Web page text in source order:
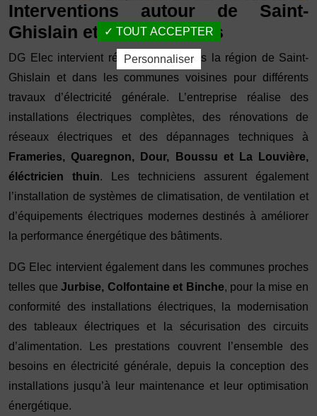
Interventions autour de Saint-
Ghislain et villes voisines
DG Elec intervient régulièrement dans la région de Saint-
Ghislain et dans les communes voisines pour différents
travaux d’électricité générale. L’entreprise réalise des
installations électriques complètes, des rénovations de
réseaux électriques et des dépannages techniques à
Frameries, Quaregnon, Dour, Boussu et La Louvière,
éléctricien thuin. Les techniciens assurent également
l’installation de systèmes de climatisation, de ventilation et
d’équipements électriques modernes destinés à améliorer
la performance énergétique des bâtiments.
DG Elec intervient également dans les communes proches
telles queJurbise, Colfontaine et Binche, pour la mise en
conformité des installations électriques, la modernisation
des tableaux électriques et la sécurisation des circuits
d’alimentation. Les prestations couvrent l’ensemble des
besoins en électricité générale, depuis la conception des
installations jusqu’à leur maintenance et leur optimisation
énergétique.
TOUT ACCEPTER
Personnaliser